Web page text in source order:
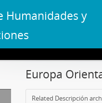
Humanidades y
Europa
Related Descripción